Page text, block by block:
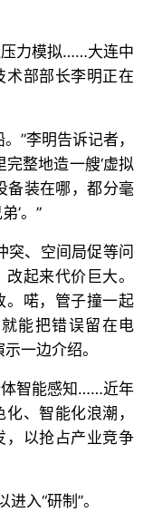
力模拟……大连中
术部部长李明正在
”李明告诉记者，
整地造一艘‘虚拟
备装在哪，都分毫
’。”
突、空间局促等问
起来代价巨大。
。喏，管子撞一起
能把错误留在电
一边介绍。
智能感知……近年
、智能化浪潮，
，以抢占产业竞争
入“研制”。